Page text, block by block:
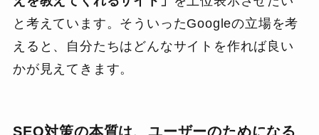
と考えています。そういったGoogleの立場を考
えると、自分たちはどんなサイトを作れば良い
かが見えてきます。
SEO対策の本質は、ユーザーのためになる